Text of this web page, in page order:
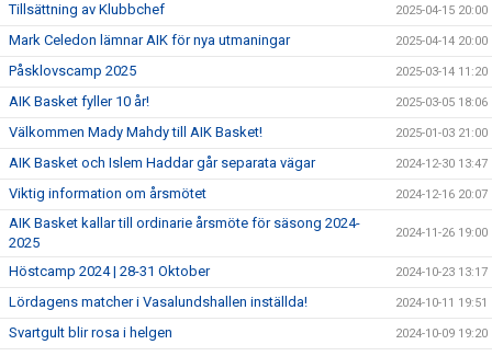
Tillsättning av Klubbchef 2025-04-15 20:00
Mark Celedon lämnar AIK för nya utmaningar 2025-04-14 20:00
Påsklovscamp 2025 2025-03-14 11:20
AIK Basket fyller 10 år! 2025-03-05 18:06
Välkommen Mady Mahdy till AIK Basket! 2025-01-03 21:00
AIK Basket och Islem Haddar går separata vägar 2024-12-30 13:47
Viktig information om årsmötet 2024-12-16 20:07
AIK Basket kallar till ordinarie årsmöte för säsong 2024-
2025
2024-11-26 19:00
Höstcamp 2024 | 28-31 Oktober 2024-10-23 13:17
Lördagens matcher i Vasalundshallen inställda! 2024-10-11 19:51
Svartgult blir rosa i helgen 2024-10-09 19:20